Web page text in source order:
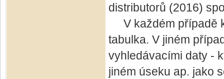
distributorů (2016)
V každém případě
tabulka. V jiném
vyhledávacími daty -
jiném úseku ap. jako